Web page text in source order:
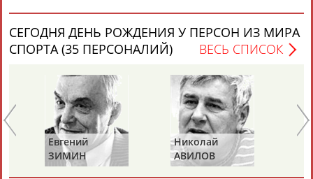
АБДРАХМАНОВАБДРАХМАНОВА АБДУВАЛИЕВ
АБДУЛАЕВ
Рамазан
АБДУЛАЕВ
Тагир
АБДУЛАЕВ
Камиль
АБДУЛАЗИЗОВ
Загалав
АБДУЛБЕКОВ
СЕГОДНЯ ДЕНЬ РОЖДЕНИЯ У ПЕРСОН ИЗ МИРА
СПОРТА (35 ПЕРСОНАЛИЙ)
ВЕСЬ СПИСОК
Евгений
ЗИМИН
Николай
АВИЛОВ